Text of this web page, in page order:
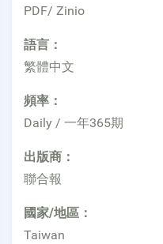
PDF/ Zinio
語言：
繁體中文
頻率：
Daily / 一年365期
出版商：
聯合報
國家/地區：
Taiwan